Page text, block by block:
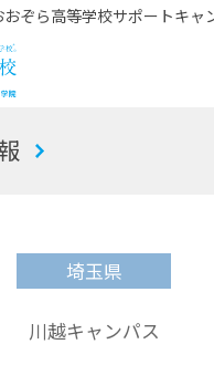
ぞら高等学校サポートキャ
お
埼玉県
川越キャンパス